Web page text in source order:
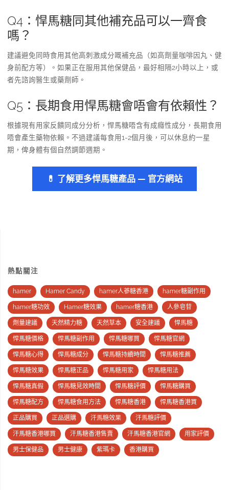
Q4：悍馬糖同其他補充品可以一齊食
嗎？
建議避免同時食用其他高刺激成分嘅補充品（如高劑量咖啡因丸、健
身前配方等）。如果正在服用其他保健品，最好相隔2小時以上，或
者先諮詢醫生或藥劑師。
Q5：長期食用悍馬糖會唔會有依賴性？
根據現有用家反饋同成分分析，悍馬糖唔含有成癮性成分，長期食用
唔會產生藥物依賴。不過建議每食用1-2個月後，可以休息約一星
期，俾身體有個自然調節週期。
💊 了解更多悍馬糖產品 — 官方網站
熱點關注
hamer Hamer Candy hamer人蔘糖香港 hamer糖副作用
hamer糖功效 Hamer糖效果 hamer糖香港 人參皂苷
劑量建議 天然精力糖 天然草本 安全建議 悍馬糖
悍馬糖價格 悍馬糖副作用 悍馬糖哪買 悍馬糖官網
悍馬糖心得 悍馬糖成分 悍馬糖持續時間 悍馬糖推薦
悍馬糖效果 悍馬糖正品 悍馬糖用家 悍馬糖用法
悍馬糖真假 悍馬糖見效時間 悍馬糖評價 悍馬糖購買
悍馬糖配方 悍馬糖食用方法 悍馬糖香港 悍馬糖香港買
正品購買 正品選購 汗馬糖效果 汗馬糖評價
汗馬糖香港哪買 汗馬糖香港售賣 汗馬糖香港官網 用家評價
男士保健品 男士健康 紫瑪卡 香港購買